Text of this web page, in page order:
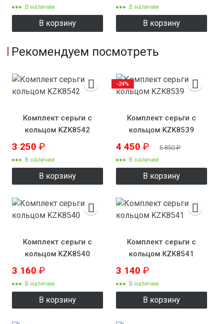
В наличии
В корзину
В наличии
В корзину
Рекомендуем посмотреть
Комплект серьги с
кольцом KZK8542
3 250 ₽
В наличии
В корзину
Комплект серьги с
кольцом KZK8539
4 450 ₽ 5 850₽
В наличии
В корзину
-24%
Комплект серьги с
кольцом KZK8540
3 160 ₽
В наличии
В корзину
Комплект серьги с
кольцом KZK8541
3 140 ₽
В наличии
В корзину